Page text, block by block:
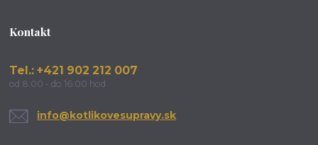
Kontakt
Tel.: +421 902 212 007
od 8:00 - do 16:00 hod
info@kotlikovesupravy.sk